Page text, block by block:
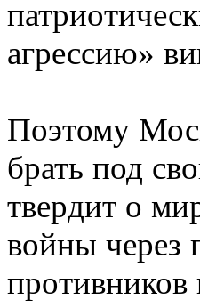
агрессию»
Поэтому
брать под
твердит о
войны через
противников